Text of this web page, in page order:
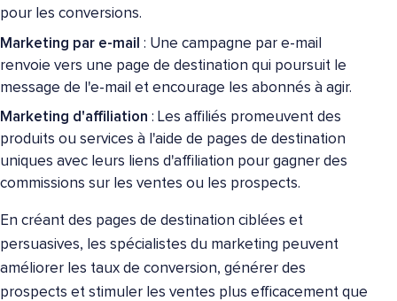
pour les conversions.
Marketing par e-mail : Une campagne par e-mail
renvoie vers une page de destination qui poursuit le
message de l'e-mail et encourage les abonnés à agir.
Marketing d'affiliation : Les affiliés promeuvent des
produits ou services à l'aide de pages de destination
uniques avec leurs liens d'affiliation pour gagner des
commissions sur les ventes ou les prospects.
En créant des pages de destination ciblées et
persuasives, les spécialistes du marketing peuvent
améliorer les taux de conversion, générer des
prospects et stimuler les ventes plus efficacement que